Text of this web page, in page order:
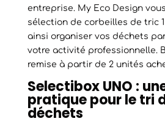
entreprise. My Eco Design
sélection de corbeilles de tric
ainsi organiser vos déchets
votre activité professionnelle.
remise à partir de 2 unités
Selectibox UNO :
pratique pour le tri
déchets